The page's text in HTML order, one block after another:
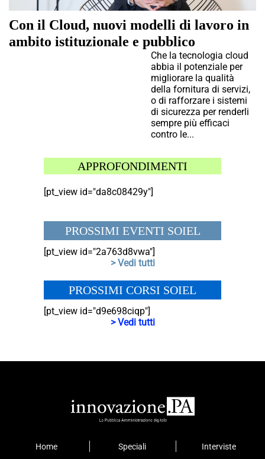
Con il Cloud, nuovi modelli di lavoro in
ambito istituzionale e pubblico
Che la tecnologia cloud
abbia il potenziale per
migliorare la qualità
della fornitura di servizi,
o di rafforzare i sistemi
di sicurezza per renderli
sempre più efficaci
contro le...
APPROFONDIMENTI
[pt_view id="da8c08429y"]
PROSSIMI EVENTI SOIEL
[pt_view id="2a763d8vwa"]
> Vedi tutti
PROSSIMI CORSI SOIEL
[pt_view id="d9e698ciqp"]
> Vedi tutti
Home Speciali Interviste